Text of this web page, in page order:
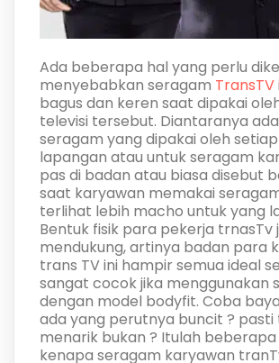
Ada beberapa hal yang perlu
menyebabkan seragam TransTV
bagus dan keren saat dipakai
televisi tersebut. Diantaranya
seragam yang dipakai oleh
lapangan atau untuk seragam
pas di badan atau biasa disebut
saat karyawan memakai
terlihat lebih macho untuk yang
Bentuk fisik para pekerja trnasTv
mendukung, artinya badan para
trans TV ini hampir semua ideal
sangat cocok jika menggunakan
dengan model bodyfit. Coba
ada yang perutnya buncit ? pasti
menarik bukan ? Itulah beberapa
kenapa seragam karyawan